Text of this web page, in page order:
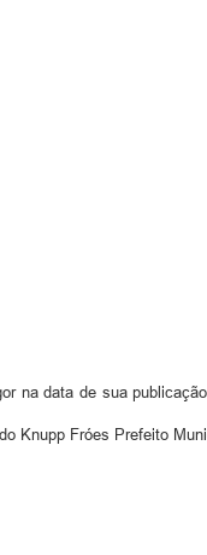
na data de sua
Knupp Fróes Prefeito